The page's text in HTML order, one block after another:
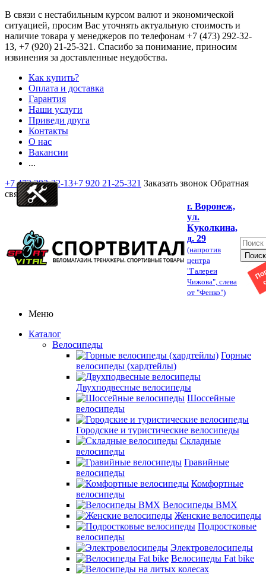
В связи с нестабильным курсом валют и экономической
ситуацией, просим Вас уточнять актуальную стоимость и
наличие товара у менеджеров по телефонам +7 (473) 292-32-
13, +7 (920) 21-25-321 . Спасибо за понимание, приносим
извинения за доставленные неудобства.
Как купить?
Оплата и доставка
Гарантия
Наши услуги
Приведи друга
Контакты
О нас
Вакансии
...
+7 473 292-32-13+7 920 21-25-321 Заказать звонок Обратная
связь
г. Воронеж,
ул.
Куколкина,
д. 29
(напротив
центра
"Галереи
Чижова", слева
от "Фенко")
Меню
Каталог
Велосипеды
Горные
велосипеды (хардтейлы)
Двухподвесные велосипеды
Шоссейные
велосипеды
Городские и туристические велосипеды
Складные
велосипеды
Гравийные
велосипеды
Комфортные
велосипеды
Велосипеды BMX
Женские велосипеды
Подростковые
велосипеды
Электровелосипеды
Велосипеды Fat bike